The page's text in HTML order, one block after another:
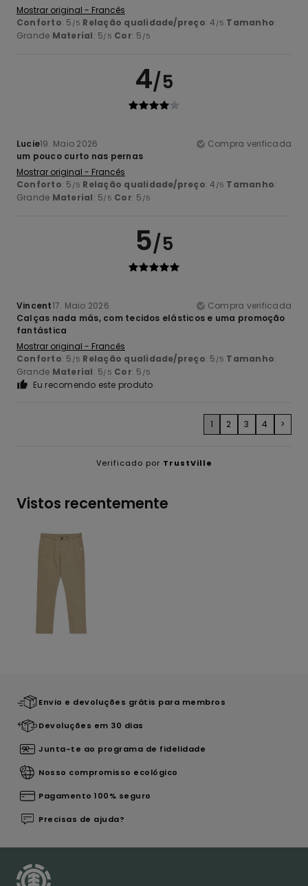
Mostrar original - Francês
Conforto: 5 /5 Relação qualidade/preço: 4 /5 Tamanho:
Grande Material: 5/5 Cor: 5 /5
4/5
Lucie19. Maio 2026
Compra verificada
um pouco curto nas pernas
Mostrar original - Francês
Conforto: 5 /5 Relação qualidade/preço: 4 /5 Tamanho:
Grande Material: 5/5 Cor: 5 /5
5/5
Vincent17. Maio 2026
Compra verificada
Calças nada más, com tecidos elásticos e uma promoção
fantástica
Mostrar original - Francês
Conforto: 5 /5 Relação qualidade/preço: 5 /5 Tamanho:
Grande Material: 5/5 Cor: 5 /5
Eu recomendo este produto
1 2 3 4 >
Verificado por TrustVille
Vistos recentemente
Envio e devoluções grátis para membros
Devoluções em 30 dias
Junta-te ao programa de fidelidade
Nosso compromisso ecológico
Pagamento 100% seguro
Precisas de ajuda?